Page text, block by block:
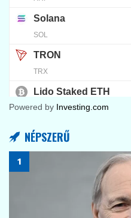
Powered by Investing.com
NÉPSZERŰ